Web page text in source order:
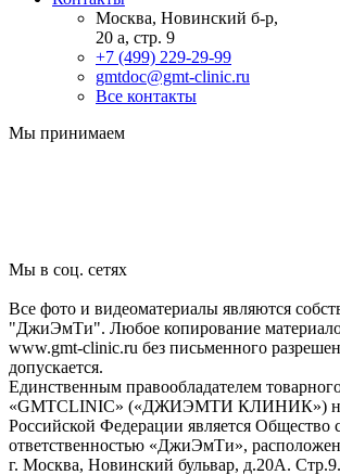
Москва, Новинский б-р,
20 а, стр. 9
+7 (499) 229-29-99
gmtdoc@gmt-clinic.ru
Все контакты
Мы принимаем
Мы в соц. сетях
Все фото и видеоматериалы являются
"ДжиЭмТи". Любое копирование
www.gmt-clinic.ru без письменного
допускается.
Единственным правообладателем
«GMTCLINIC» («ДЖИЭМТИ КЛИНИК») на
Российской Федерации является Общество
ответственностью «ДжиЭмТи»,
г. Москва, Новинский бульвар, д.20А.